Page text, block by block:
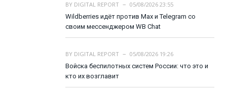
BY DIGITAL REPORT
05/08/2026 23:55
Wildberries идёт против Max и Telegram со
своим мессенджером WB Chat
BY DIGITAL REPORT
05/08/2026 19:26
Войска беспилотных систем России: что это и
кто их возглавит